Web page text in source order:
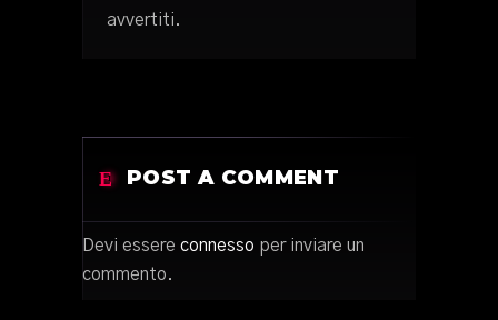
avvertiti.
POST A COMMENT
Devi essere connesso per inviare un
commento.